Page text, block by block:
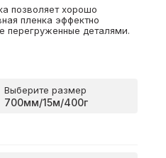
позволяет хорошо
пленка эффектно
перегруженные деталями.
Выберите размер